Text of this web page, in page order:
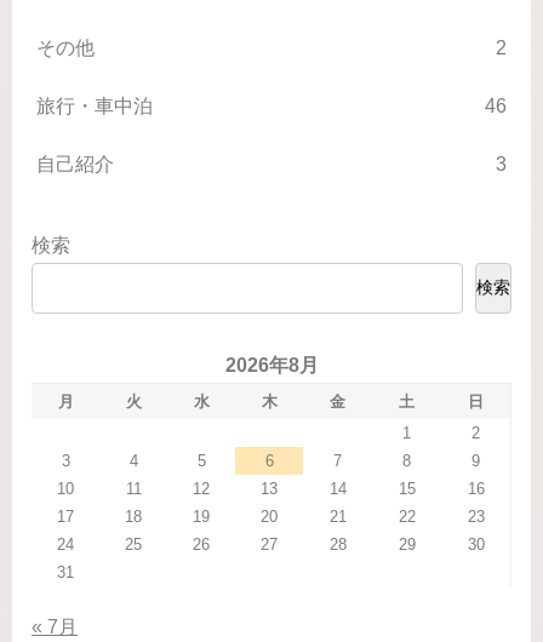
その他 2
旅行・車中泊 46
自己紹介 3
検索
検索
2026年8月
月 火 水 木 金 土
日
1
2
3
4 5 6 7 8
9
10
11 12 13 14 15
16
17
18 19 20 21 22
23
24
25 26 27 28 29
30
31
« 7月